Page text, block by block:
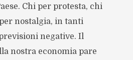
Chi per protesta, chi
nostalgia, in tanti
negative. Il
nostra economia pare